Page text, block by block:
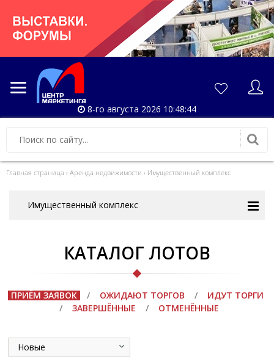
8-го августа 2026 10:48:45
Главная страница › Аренда недвижимости › Имущественный комплекс
Имущественный комплекс
КАТАЛОГ ЛОТОВ
ПРИЁМ ЗАЯВОК / ОЖИДАЮТ ТОРГОВ /
ИДУТ ТОРГИ
/
ЗАВЕРШЁННЫЕ / ОТМЕНЁННЫЕ
Новые